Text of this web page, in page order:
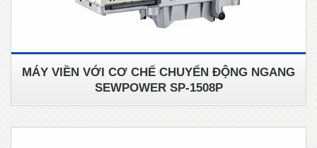
MÁY VIỀN VỚI CƠ CHẾ CHUYỂN ĐỘNG NGANG
SEWPOWER SP-1508P